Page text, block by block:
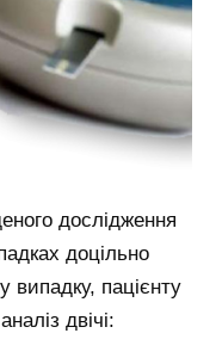
дослідження
доцільно
випадку, пацієнту
двічі: